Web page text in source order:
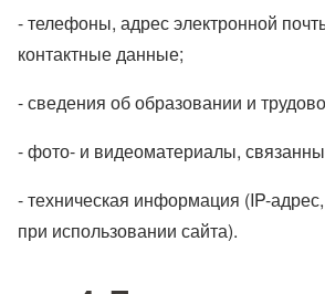
- телефоны, адрес электронной
контактные данные;
- сведения об образовании и
- фото- и видеоматериалы,
- техническая информация (IP-
при использовании сайта).